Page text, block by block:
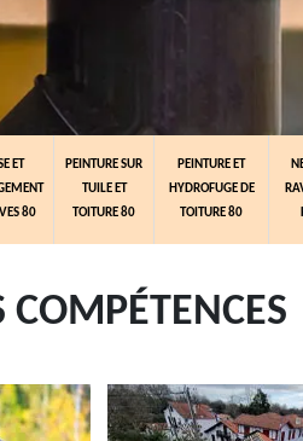
ET
80
PEINTURE SUR
TUILE ET
TOITURE 80
PEINTURE ET
HYDROFUGE DE
TOITURE 80
COMPÉTENCES